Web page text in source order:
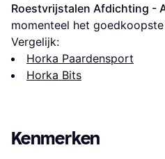
Roestvrijstalen Afdichting -
momenteel het
Vergelijk:
Horka Paardensport
Horka Bits
Kenmerken